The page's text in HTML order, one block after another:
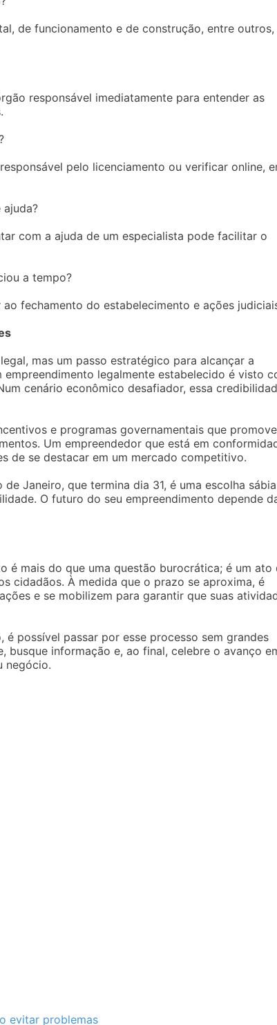
de funcionamento e de construção, entre outros,
responsável imediatamente para entender as
pelo licenciamento ou verificar online,
com a ajuda de um especialista pode facilitar o
a tempo?
fechamento do estabelecimento e ações
mas um passo estratégico para alcançar a
legalmente estabelecido é visto
cenário econômico desafiador, essa
e programas governamentais que
Um empreendedor que está em
de se destacar em um mercado competitivo.
Janeiro, que termina dia 31, é uma escolha
O futuro do seu empreendimento depende
é mais do que uma questão burocrática; é um ato
cidadãos. À medida que o prazo se aproxima, é
e se mobilizem para garantir que suas
possível passar por esse processo sem grandes
busque informação e, ao final, celebre o avanço
negócio.
evitar problemas